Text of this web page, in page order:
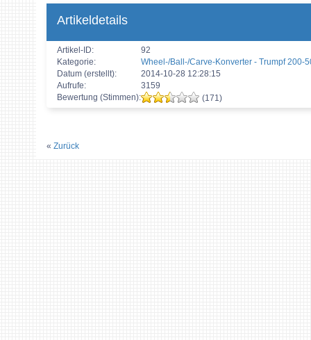
Artikeldetails
Artikel-ID:
92
Kategorie:
Wheel-/Ball-/Carve-Konverter - Trumpf 200-
Datum (erstellt):
2014-10-28 12:28:15
Aufrufe:
3159
Bewertung (Stimmen):
(171)
« Zurück